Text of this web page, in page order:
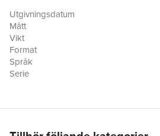
hotade…
"I skuggan av dig" är en rafflande
fristående boken i serien, där Forsete
polisen.
Utgivningsdatum
Mått
Vikt
Format
Språk
Serie
Medarbetare
Miljömärkning